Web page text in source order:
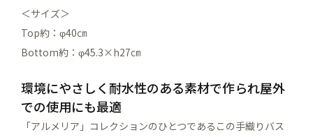
＜サイズ＞
Top約：φ40㎝
Bottom約：φ45.3×h27㎝
環境にやさしく耐水性のある素材で作られ屋外
での使用にも最適
「アルメリア」コレクションのひとつであるこの手織りバス